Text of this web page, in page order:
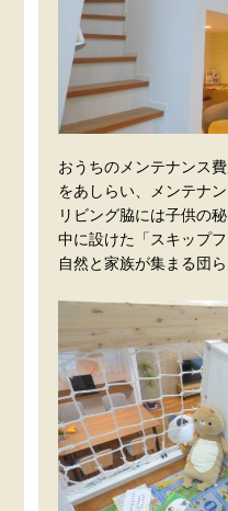
おうちのメンテナンス
をあしらい、メンテナ
リビング脇には子供の
中に設けた「スキップフ
自然と家族が集まる団